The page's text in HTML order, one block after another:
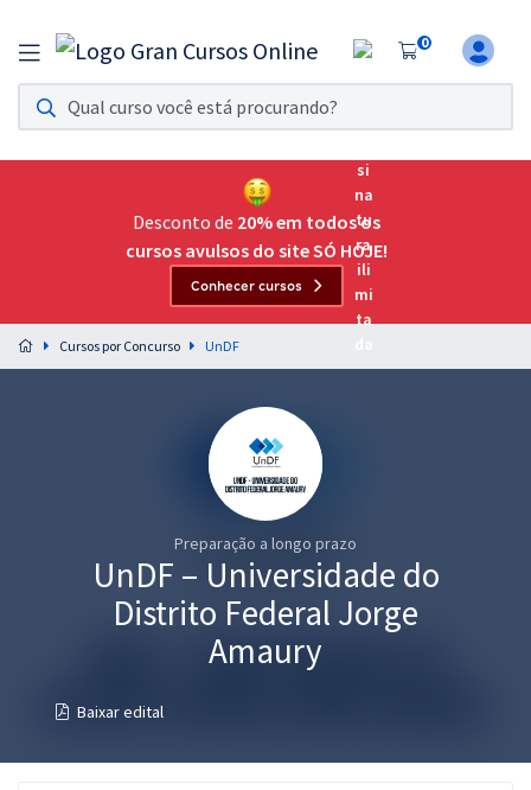
0
Assinatura Ilimitada 11
Acesso a todos os cursos. Teste grátis por 7 dias!
Assinatura OAB Até Passar
Acesso ilimitado a toda preparação para o Exame da
Preparação completa e intensiva para as principais
residências em saúde do Brasil
Mentorias
Desconto de 20% em todos os
cursos avulsos do site SÓ HOJE!
Conhecer cursos
Cursos por Concurso UnDF
Preparação a longo prazo
UnDF – Universidade do
Distrito Federal Jorge
Amaury
Baixar edital